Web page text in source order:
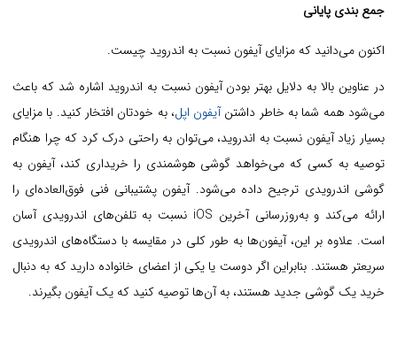
جمع بندی پایانی
اکنون می‌دانید که مزایای آیفون نسبت به اندروید چیست.
در عناوین بالا به دلایل بهتر بودن آیفون نسبت به اندروید اشاره شد که باعث
می‌شود همه شما به خاطر داشتنآیفون اپل، به خودتان افتخار کنید. با مزایای
بسیار زیاد آیفون نسبت به اندروید، می‌توان به راحتی درک کرد که چرا هنگام
توصیه به کسی که می‌خواهد گوشی هوشمندی را خریداری کند، آیفون به
گوشی اندرویدی ترجیح داده می‌شود. آیفون پشتیبانی فنی فوق‌العاده‌ای را
ارائه می‌کند و به‌روزرسانی آخرین iOS نسبت به تلفن‌های اندرویدی آسان
است. علاوه بر این، آیفون‌ها به طور کلی در مقایسه با دستگاه‌های اندرویدی
سریعتر هستند. بنابراین اگر دوست یا یکی از اعضای خانواده دارید که به دنبال
خرید یک گوشی جدید هستند، به آن‌ها توصیه کنید که یک آیفون بگیرند.